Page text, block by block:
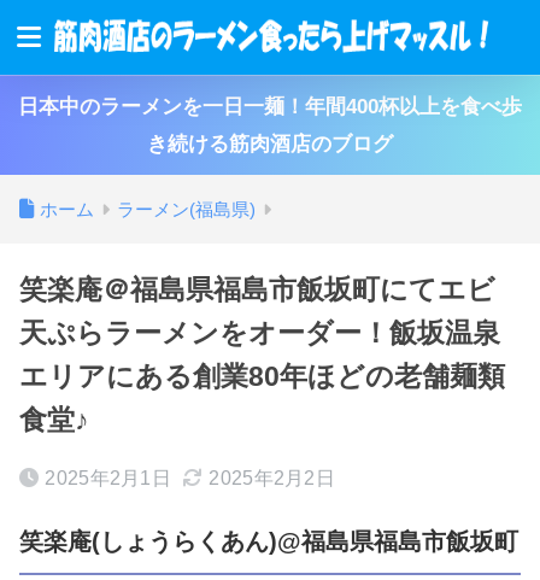
日本中のラーメンを一日一麺！年間400杯以上を食べ歩
き続ける筋肉酒店のブログ
ホーム ラーメン(福島県)
笑楽庵＠福島県福島市飯坂町にてエビ
天ぷらラーメンをオーダー！飯坂温泉
エリアにある創業80年ほどの老舗麺類
食堂♪
2025年2月1日 2025年2月2日
笑楽庵(しょうらくあん)@福島県福島市飯坂町